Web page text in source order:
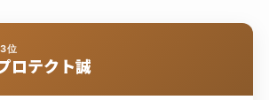
位
ロテクト誠